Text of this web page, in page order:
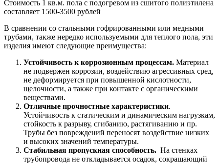
Стоимость 1 кв.м. пола с подогревом из сшитого полиэтилена
составляет 1500-3500 рублей
В сравнении со стальными гофрированными или медными
трубами, также нередко используемыми для теплого пола, эти
изделия имеют следующие преимущества:
Устойчивость к коррозионным процессам. Материал
не подвержен коррозии, воздействию агрессивных сред,
не деформируется при повышенной кислотности,
щелочности, а также при контакте с органическими
веществами.
Отличные прочностные характеристики.
Устойчивость к статическим и динамическим нагрузкам,
стойкость к разрыву, сгибанию, растягиванию и пр.
Трубы без повреждений переносят воздействие низких
и высоких значений температуры.
Стабильная пропускная способность. На стенках
трубопровода не откладывается осадок, сокращающий